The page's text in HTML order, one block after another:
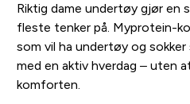
Riktig dame undertøy gjør en
fleste tenker på. Myprotein-
som vil ha undertøy og
med en aktiv hverdag – uten
komforten.